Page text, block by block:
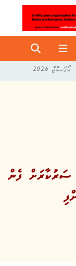
ސަރުކާރަށް ފެން